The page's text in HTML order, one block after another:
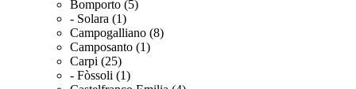
Bomporto (5)
- Solara (1)
Campogalliano (8)
Camposanto (1)
Carpi (25)
- Fòssoli (1)